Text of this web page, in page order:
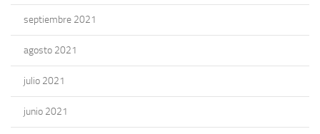
septiembre 2021
agosto 2021
julio 2021
junio 2021